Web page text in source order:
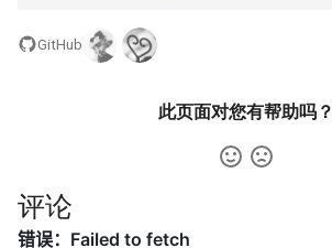
32.2. 从上到下打印二叉树 II
32.3. 从上到下打印二叉树 III
列
28. 展平多级双向链表
29. 排序的循环链表
30. 插入、删除和随机访问都
是 O(1) 的容器
4.9. 二叉搜索树序列
5.1. 插入
GitHub
此页面对您有帮助吗？
评论